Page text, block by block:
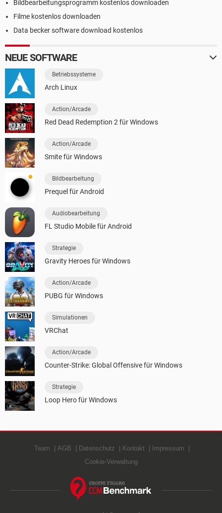
Bildbearbeitungsprogramm kostenlos downloaden
Filme kostenlos downloaden
Data becker software download kostenlos
NEUE SOFTWARE
Betriebssysteme
Arch Linux
Action/Arcade
Red Dead Redemption 2 für Windows
Action/Arcade
Smite für Windows
Bildbearbeitung
Prequel für Android
Audiobearbeitung
FL Studio Mobile für Android
Strategie
Gravity Heroes für Windows
Action/Arcade
PUBG für Windows
Simulationen
VRChat
Action/Arcade
Counter-Strike: Global Offensive für Windows
Strategie
Loop Hero für Windows
Team AGB Datenschutz Kontakt
Impressum
Cookie-Verwaltung